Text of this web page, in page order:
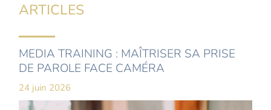
ARTICLES
MEDIA TRAINING : MAÎTRISER SA PRISE
DE PAROLE FACE CAMÉRA
24 juin 2026